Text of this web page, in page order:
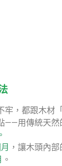
牢，都跟木材
——用傳統天然
，讓木頭內
。